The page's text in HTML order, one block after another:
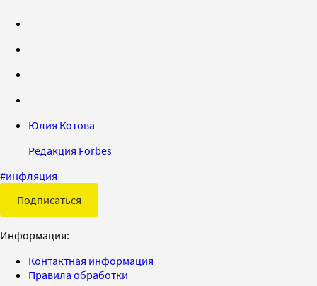
Юлия Котова
Редакция Forbes
#инфляция
Подписаться
Информация:
Контактная информация
Правила обработки